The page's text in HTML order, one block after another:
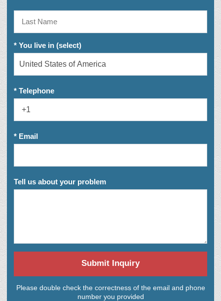
* You live in (select)
* Telephone
* Email
Tell us about your problem
Submit Inquiry
Please double check the correctness of the email and phone
number you provided